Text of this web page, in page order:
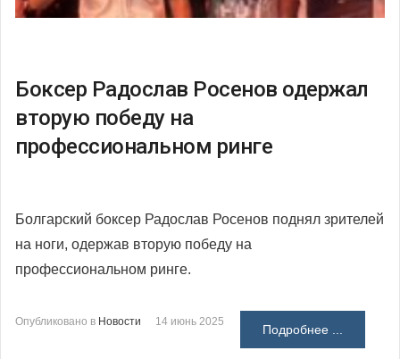
Боксер Радослав Росенов одержал
вторую победу на
профессиональном ринге
Болгарский боксер Радослав Росенов поднял зрителей
на ноги, одержав вторую победу на
профессиональном ринге.
Опубликовано в Новости 14 июнь 2025
Подробнее ...